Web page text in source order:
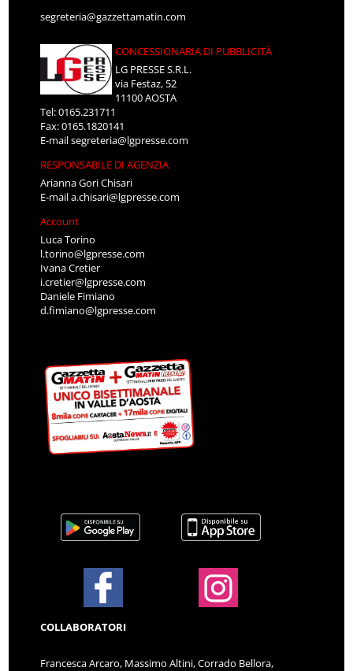
segreteria@gazzettamatin.com
CONCESSIONARIA DI PUBBLICITÀ
LG PRESSE S.R.L.
via Festaz, 52
11100 AOSTA
Tel: 0165.231711
Fax: 0165.1820141
E-mailsegreteria@lgpresse.com
RESPONSABILE DI AGENZIA
Arianna Gori Chisari
E-maila.chisari@lgpresse.com
Account
Luca Torino
l.torino@lgpresse.com
Ivana Cretier
i.cretier@lgpresse.com
Daniele Fimiano
d.fimiano@lgpresse.com
COLLABORATORI
Francesca Arcaro, Massimo Altini, Corrado Bellora,